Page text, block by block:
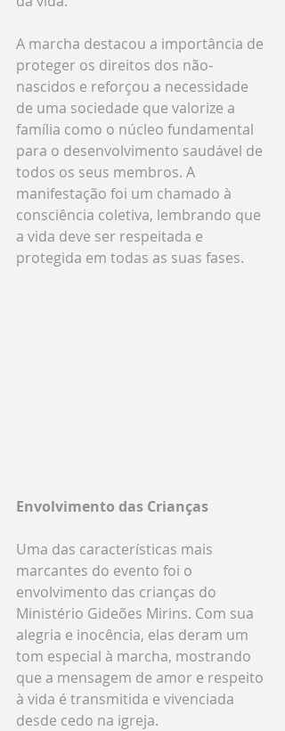
A marcha destacou a importância de
proteger os direitos dos não-
nascidos e reforçou a necessidade
de uma sociedade que valorize a
família como o núcleo fundamental
para o desenvolvimento saudável de
todos os seus membros. A
manifestação foi um chamado à
consciência coletiva, lembrando que
a vida deve ser respeitada e
protegida em todas as suas fases.
Envolvimento das Crianças
Uma das características mais
marcantes do evento foi o
envolvimento das crianças do
Ministério Gideões Mirins. Com sua
alegria e inocência, elas deram um
tom especial à marcha, mostrando
que a mensagem de amor e respeito
à vida é transmitida e vivenciada
desde cedo na igreja.